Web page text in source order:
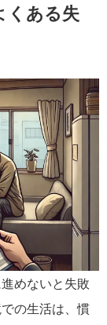
くある失
めないと失敗
の生活は、慣